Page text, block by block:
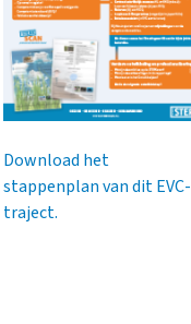
Download het
stappenplan van dit EVC-
traject.